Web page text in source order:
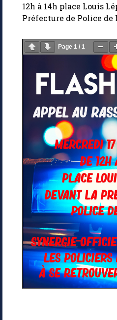
12h à 14h place Louis
Préfecture de Police de
Page 1 / 1